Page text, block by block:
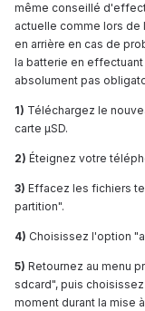
même conseillé
actuelle comme lors de
en arrière en cas de
la batterie en
absolument pas
1) Téléchargez le
carte µSD.
2) Éteignez votre
3) Effacez les fichiers
partition".
4) Choisissez l'option
5) Retournez au menu
sdcard", puis
moment durant la mise